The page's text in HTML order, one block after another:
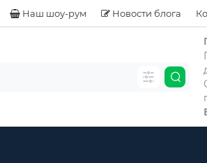
Наш шоу-рум Новости блога